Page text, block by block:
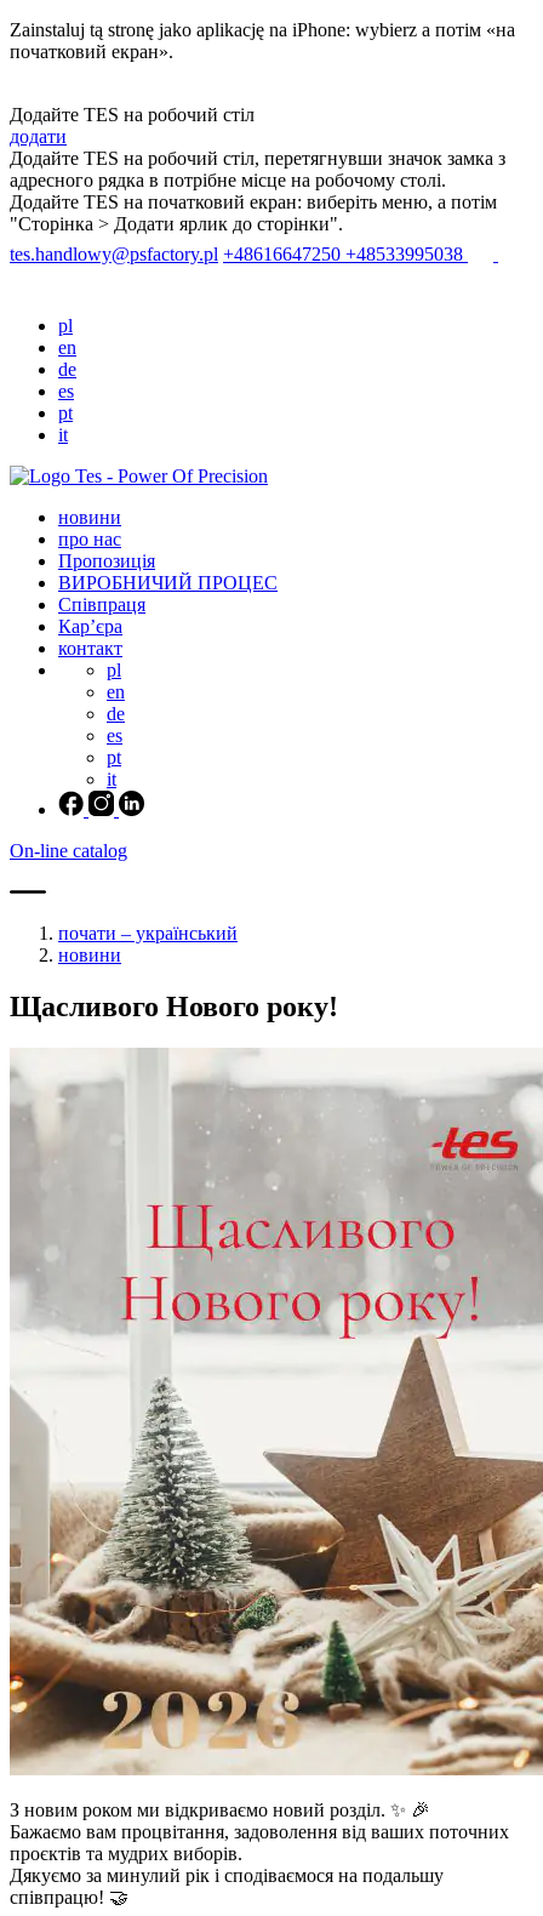
Zainstaluj tą stronę jako aplikację na iPhone: wybierz a потім «на
початковий екран».
Додайте TES на робочий стіл
додати
Додайте ТЕS на робочий стіл, перетягнувши значок замка з
адресного рядка в потрібне місце на робочому столі.
Додайте TES на початковий екран: виберіть меню, а потім
"Сторінка > Додати ярлик до сторінки".
tes.handlowy@psfactory.pl +48616647250 +48533995038
pl
en
de
es
pt
it
новини
про нас
Пропозиція
ВИРОБНИЧИЙ ПРОЦЕС
Співпраця
Кар’єра
контакт
pl
en
de
es
pt
it
On-line catalog
почати – український
новини
Щасливого Нового року!
З новим роком ми відкриваємо новий розділ. ✨ 🎉
Бажаємо вам процвітання, задоволення від ваших поточних
проєктів та мудрих виборів.
Дякуємо за минулий рік і сподіваємося на подальшу
співпрацю! 🤝